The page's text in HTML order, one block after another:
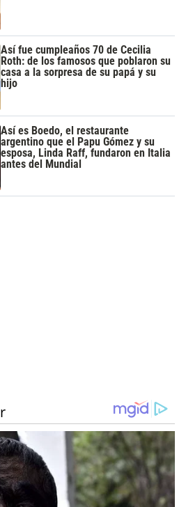
Así fue cumpleaños 70 de Cecilia
Roth: de los famosos que poblaron su
casa a la sorpresa de su papá y su
hijo
Así es Boedo, el restaurante
argentino que el Papu Gómez y su
esposa, Linda Raff, fundaron en Italia
antes del Mundial